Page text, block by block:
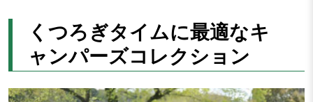
くつろぎタイムに最適なキ
ャンパーズコレクション